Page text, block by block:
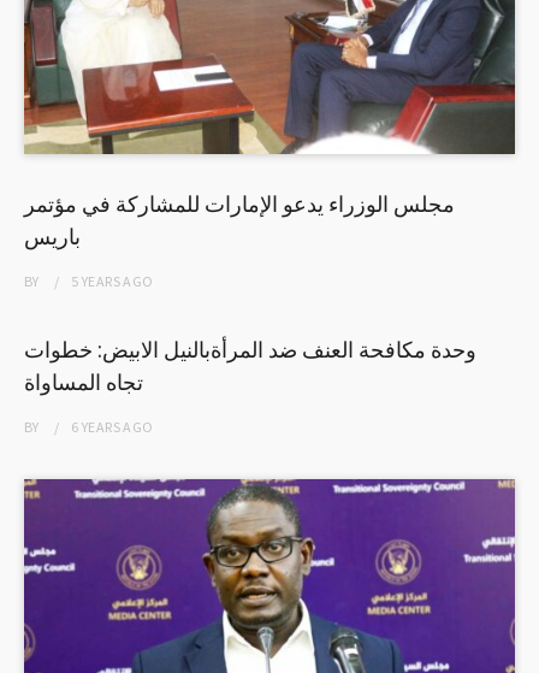
مجلس الوزراء يدعو الإمارات للمشاركة في مؤتمر
باريس
BY 5 YEARSAGO
وحدة مكافحة العنف ضد المرأةبالنيل الابيض: خطوات
تجاه المساواة
BY 6 YEARSAGO